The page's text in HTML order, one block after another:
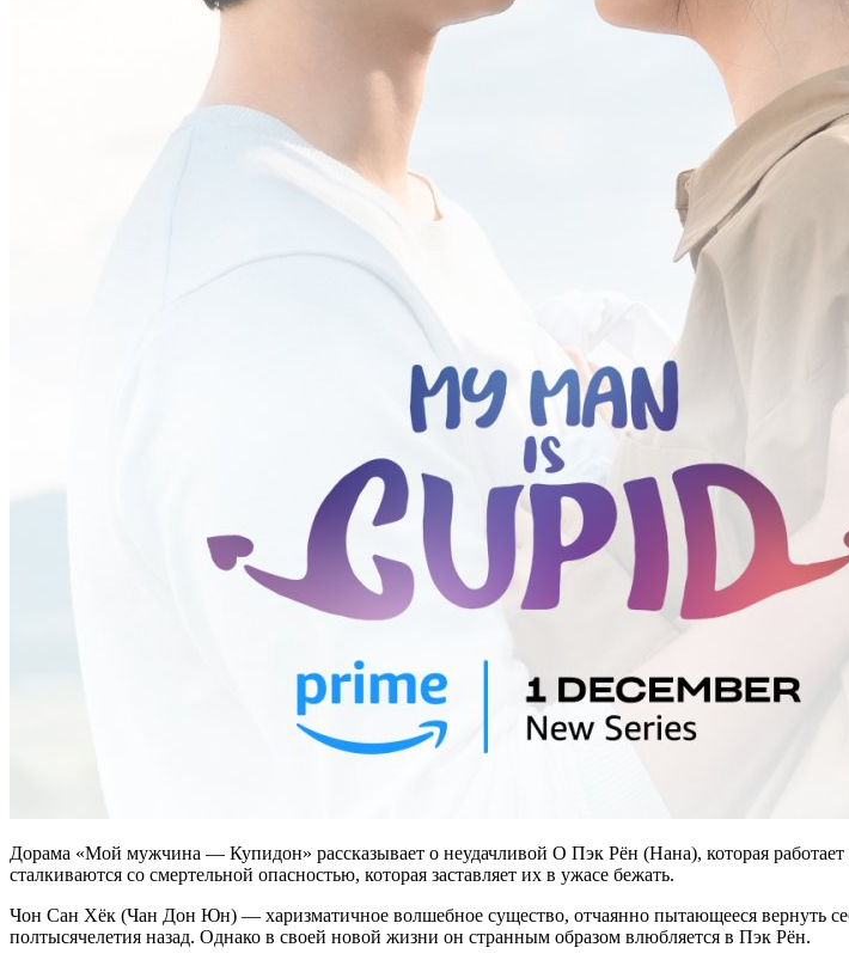
Дорама «Мой мужчина — Купидон» рассказывает о неудачливой О Пэк Рён (Нана), которая
сталкиваются со смертельной опасностью, которая заставляет их в ужасе бежать.
Чон Сан Хёк (Чан Дон Юн) — харизматичное волшебное существо, отчаянно пытающееся вернуть
полтысячелетия назад. Однако в своей новой жизни он странным образом влюбляется в Пэк Рён.